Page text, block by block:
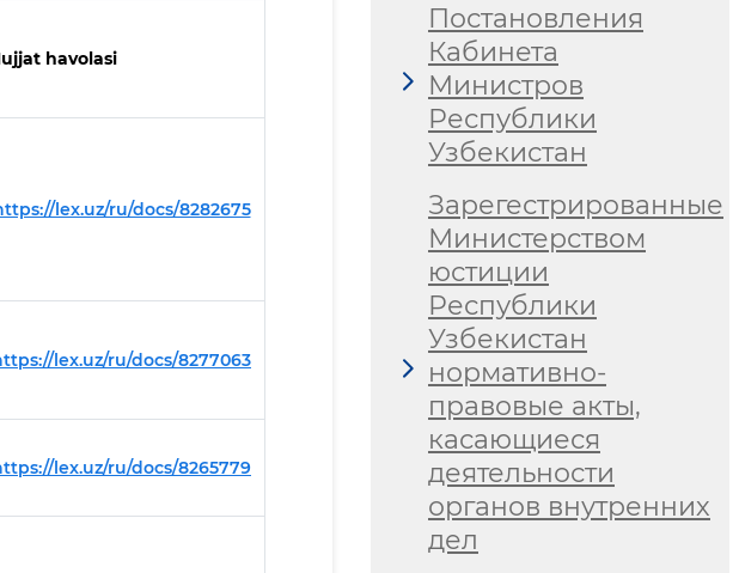
havolasi
lex.uz/ru/docs/8282675
lex.uz/ru/docs/8277063
lex.uz/ru/docs/8265779
Постановления
Кабинета
Министров
Республики
Узбекистан
Зарегестрированные
Министерством
юстиции
Республики
Узбекистан
нормативно-
правовые акты,
касающиеся
деятельности
органов внутренних
дел